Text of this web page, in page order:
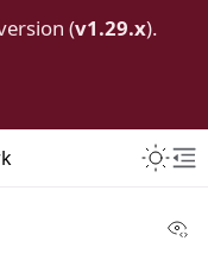
(v1.29.x).